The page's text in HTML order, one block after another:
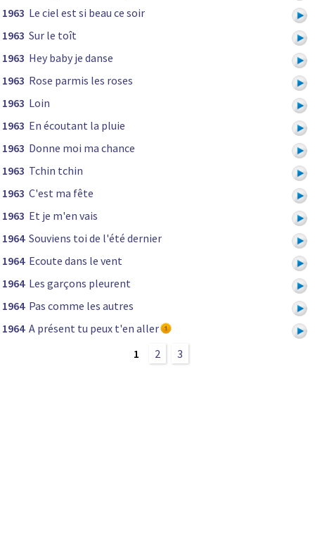
1963 Le ciel est si beau ce soir
1963 Sur le toît
1963 Hey baby je danse
1963 Rose parmis les roses
1963 Loin
1963 En écoutant la pluie
1963 Donne moi ma chance
1963 Tchin tchin
1963 C'est ma fête
1963 Et je m'en vais
1964 Souviens toi de l'été dernier
1964 Ecoute dans le vent
1964 Les garçons pleurent
1964 Pas comme les autres
1964 A présent tu peux t'en aller
1
2 3